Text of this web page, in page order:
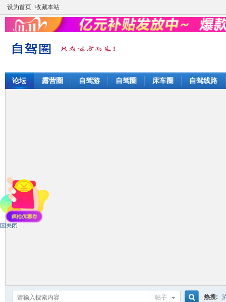
设为首页 收藏本站
论坛 露营圈 自驾游 自驾圈 床车圈 自驾线路
帖子 热搜: